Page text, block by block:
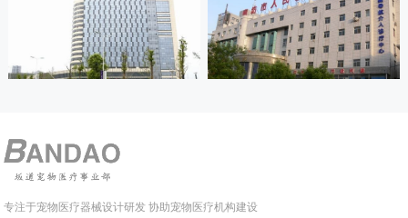
专注于宠物医疗器械设计研发 协助宠物医疗机构建设